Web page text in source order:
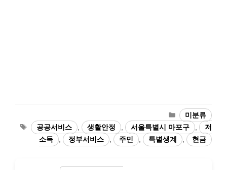
카
테
고
리
미분류
태
그
공공서비스 생활안정 서울특별시 마포구
저
소득
정부서비스 주민 특별생계 현금